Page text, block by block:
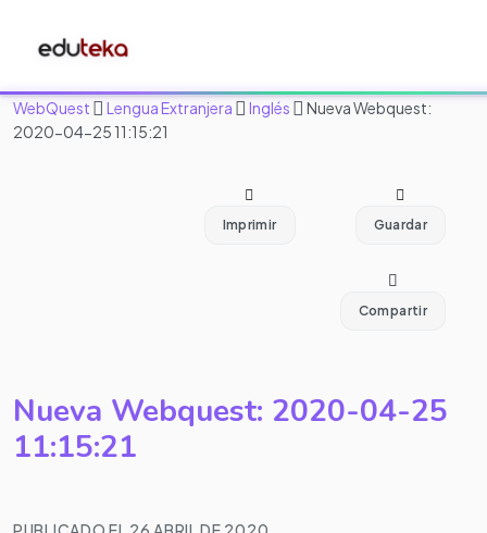
WebQuest Lengua Extranjera Inglés
Nueva Webquest:
2020-04-25 11:15:21
Imprimir Guardar
Compartir
Nueva Webquest: 2020-04-25
11:15:21